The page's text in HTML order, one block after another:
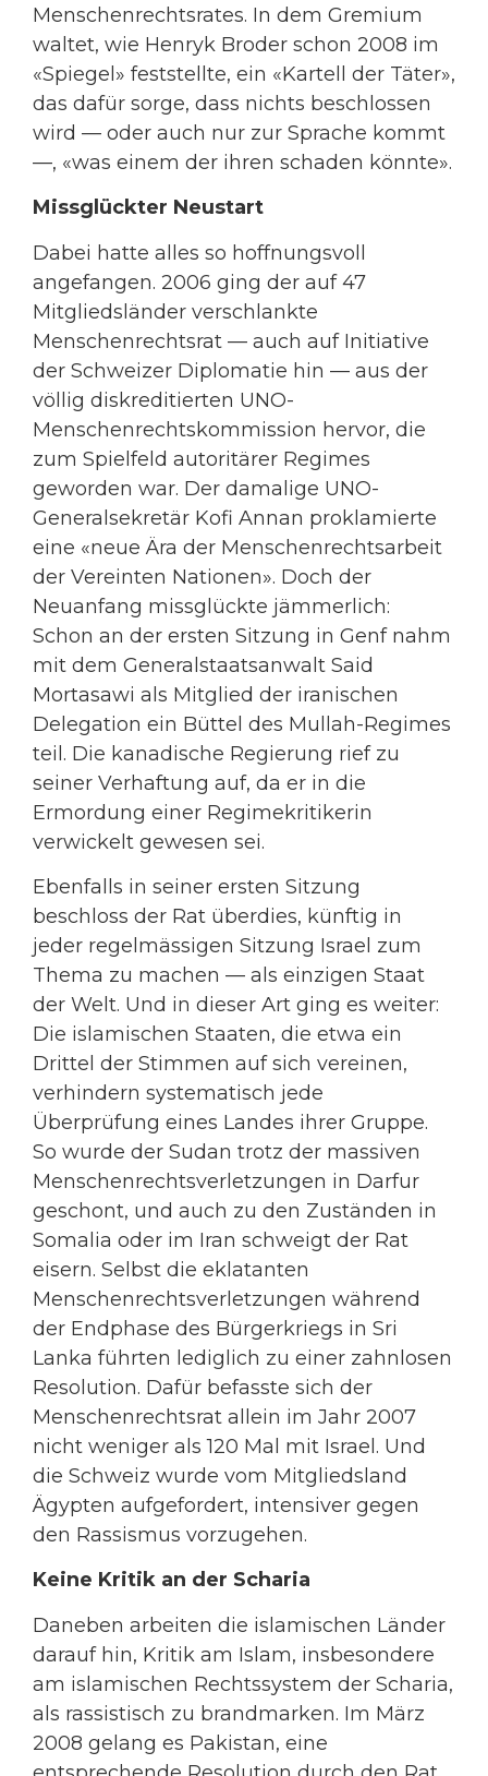
Menschenrechtsrates. In dem Gremium
waltet, wie Henryk Broder schon 2008 im
«Spiegel» feststellte, ein «Kartell der Täter»,
das dafür sorge, dass nichts beschlossen
wird — oder auch nur zur Sprache kommt
—, «was einem der ihren schaden könnte».
Missglückter Neustart
Dabei hatte alles so hoffnungsvoll
angefangen. 2006 ging der auf 47
Mitgliedsländer verschlankte
Menschenrechtsrat — auch auf Initiative
der Schweizer Diplomatie hin — aus der
völlig diskreditierten UNO-
Menschenrechtskommission hervor, die
zum Spielfeld autoritärer Regimes
geworden war. Der damalige UNO-
Generalsekretär Kofi Annan proklamierte
eine «neue Ära der Menschenrechtsarbeit
der Vereinten Nationen». Doch der
Neuanfang missglückte jämmerlich:
Schon an der ersten Sitzung in Genf nahm
mit dem Generalstaatsanwalt Said
Mortasawi als Mitglied der iranischen
Delegation ein Büttel des Mullah-Regimes
teil. Die kanadische Regierung rief zu
seiner Verhaftung auf, da er in die
Ermordung einer Regimekritikerin
verwickelt gewesen sei.
Ebenfalls in seiner ersten Sitzung
beschloss der Rat überdies, künftig in
jeder regelmässigen Sitzung Israel zum
Thema zu machen — als einzigen Staat
der Welt. Und in dieser Art ging es weiter:
Die islamischen Staaten, die etwa ein
Drittel der Stimmen auf sich vereinen,
verhindern systematisch jede
Überprüfung eines Landes ihrer Gruppe.
So wurde der Sudan trotz der massiven
Menschenrechtsverletzungen in Darfur
geschont, und auch zu den Zuständen in
Somalia oder im Iran schweigt der Rat
eisern. Selbst die eklatanten
Menschenrechtsverletzungen während
der Endphase des Bürgerkriegs in Sri
Lanka führten lediglich zu einer zahnlosen
Resolution. Dafür befasste sich der
Menschenrechtsrat allein im Jahr 2007
nicht weniger als 120 Mal mit Israel. Und
die Schweiz wurde vom Mitgliedsland
Ägypten aufgefordert, intensiver gegen
den Rassismus vorzugehen.
Keine Kritik an der Scharia
Daneben arbeiten die islamischen Länder
darauf hin, Kritik am Islam, insbesondere
am islamischen Rechtssystem der Scharia,
als rassistisch zu brandmarken. Im März
2008 gelang es Pakistan, eine